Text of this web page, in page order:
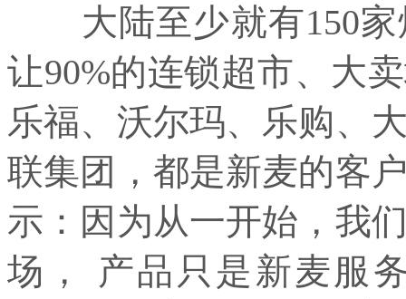
大陆至少就有150家
让90%的连锁超市、大
乐福、沃尔玛、乐购、
联集团，都是新麦的客
示：因为从一开始，我
场， 产品只是新麦服